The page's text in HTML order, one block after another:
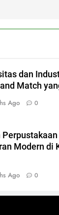
dan
Match
Ago 0
Modern di
Ago 0